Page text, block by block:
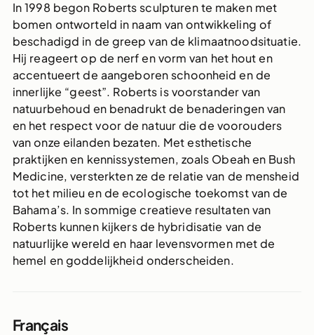
In 1998 begon Roberts sculpturen te maken met
bomen ontworteld in naam van ontwikkeling of
beschadigd in de greep van de klimaatnoodsituatie.
Hij reageert op de nerf en vorm van het hout en
accentueert de aangeboren schoonheid en de
innerlijke “geest”. Roberts is voorstander van
natuurbehoud en benadrukt de benaderingen van
en het respect voor de natuur die de voorouders
van onze eilanden bezaten. Met esthetische
praktijken en kennissystemen, zoals Obeah en Bush
Medicine, versterkten ze de relatie van de mensheid
tot het milieu en de ecologische toekomst van de
Bahama’s. In sommige creatieve resultaten van
Roberts kunnen kijkers de hybridisatie van de
natuurlijke wereld en haar levensvormen met de
hemel en goddelijkheid onderscheiden.
Français